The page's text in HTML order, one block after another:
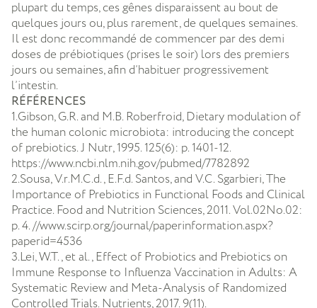
plupart du temps, ces gênes disparaissent au bout de
quelques jours ou, plus rarement, de quelques semaines.
Il est donc recommandé de commencer par des demi
doses de prébiotiques (prises le soir) lors des premiers
jours ou semaines, afin d’habituer progressivement
l’intestin.
RÉFÉRENCES
1.Gibson, G.R. and M.B. Roberfroid, Dietary modulation of
the human colonic microbiota: introducing the concept
of prebiotics. J Nutr, 1995. 125(6): p. 1401-12.
https://www.ncbi.nlm.nih.gov/pubmed/7782892
2.Sousa, V.r.M.C.d., E.F.d. Santos, and V.C. Sgarbieri, The
Importance of Prebiotics in Functional Foods and Clinical
Practice. Food and Nutrition Sciences, 2011. Vol.02No.02:
p. 4. //www.scirp.org/journal/paperinformation.aspx?
paperid=4536
3.Lei, W.T., et al., Effect of Probiotics and Prebiotics on
Immune Response to Influenza Vaccination in Adults: A
Systematic Review and Meta-Analysis of Randomized
Controlled Trials. Nutrients, 2017. 9(11).